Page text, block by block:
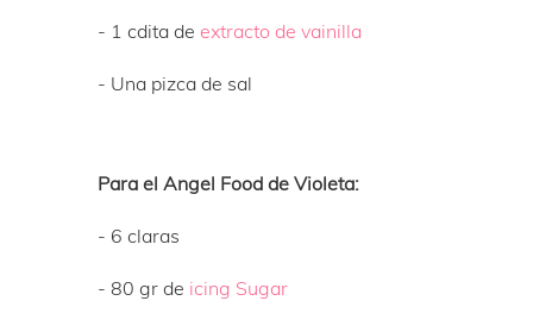
- 1 cdita deextracto de vainilla
- Una pizca de sal
Para el Angel Food de Violeta:
- 6 claras
- 80 gr de icing Sugar